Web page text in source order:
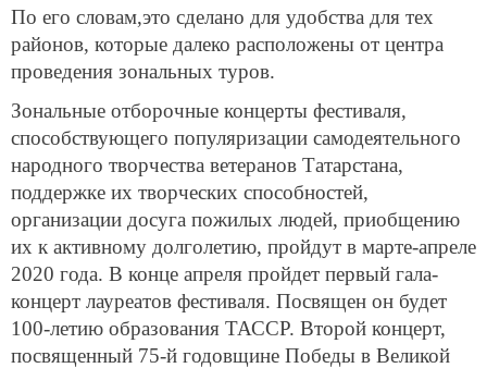
По его словам,это сделано для удобства для тех
районов, которые далеко расположены от центра
проведения зональных туров.
Зональные отборочные концерты фестиваля,
способствующего популяризации самодеятельного
народного творчества ветеранов Татарстана,
поддержке их творческих способностей,
организации досуга пожилых людей, приобщению
их к активному долголетию, пройдут в марте-апреле
2020 года. В конце апреля пройдет первый гала-
концерт лауреатов фестиваля. Посвящен он будет
100-летию образования ТАССР. Второй концерт,
посвященный 75-й годовщине Победы в Великой